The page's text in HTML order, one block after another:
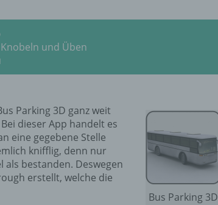
und Üben
Bus Parking 3D
Parking 3D ganz weit
dieser App handelt es
eine gegebene Stelle
knifflig, denn nur
bestanden. Deswegen
erstellt, welche die